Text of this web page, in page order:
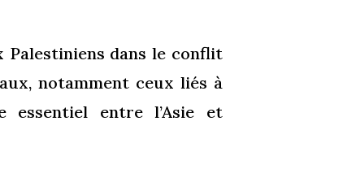
Palestiniens dans le conflit
notamment ceux liés à
entre l’Asie et